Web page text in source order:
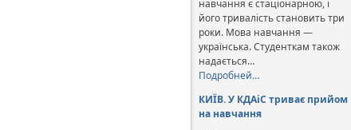
навчання є стаціонарною, і
його тривалість становить три
роки. Мова навчання —
українська. Студенткам також
надається…
Подробней…
КИЇВ. У КДАіС триває прийом
на навчання